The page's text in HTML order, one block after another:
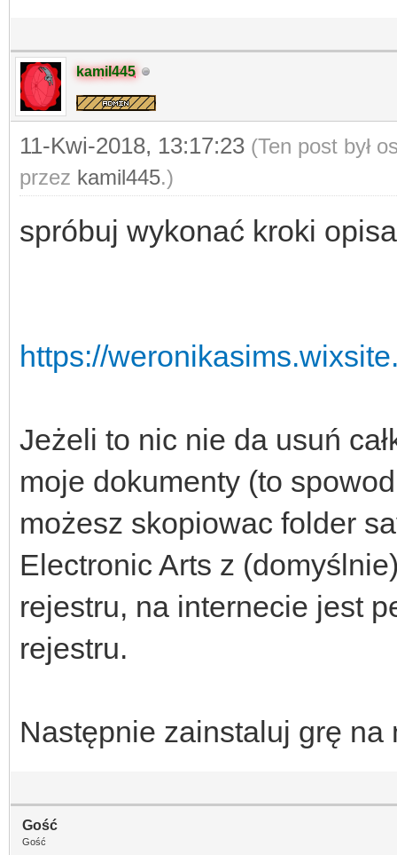
kamil445
11-Kwi-2018, 13:17:23 (Ten post był
przez kamil445.)
spróbuj wykonać kroki
https://
Jeżeli to nic nie da usuń
moje dokumenty (to
możesz skopiowac folder
Electronic Arts z
rejestru, na internecie jest
rejestru.
Następnie zainstaluj grę na
Gość
Gość